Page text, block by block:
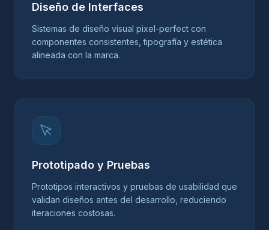
Diseño de Interfaces
Sistemas de diseño visual pixel-perfect con
componentes consistentes, tipografía y estética
alineada con la marca.
Prototipado y Pruebas
Prototipos interactivos y pruebas de usabilidad que
validan diseños antes del desarrollo, reduciendo
iteraciones costosas.